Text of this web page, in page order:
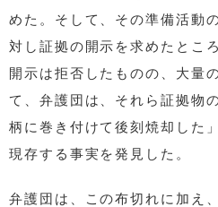
めた。そして、その準備活動
対し証拠の開示を求めたとこ
開示は拒否したものの、大量
て、弁護団は、それら証拠物
柄に巻き付けて後刻焼却した
現存する事実を発見した。
弁護団は、この布切れに加え